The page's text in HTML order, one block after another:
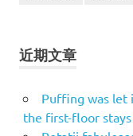
近期文章
Puffing was let
the first-floor